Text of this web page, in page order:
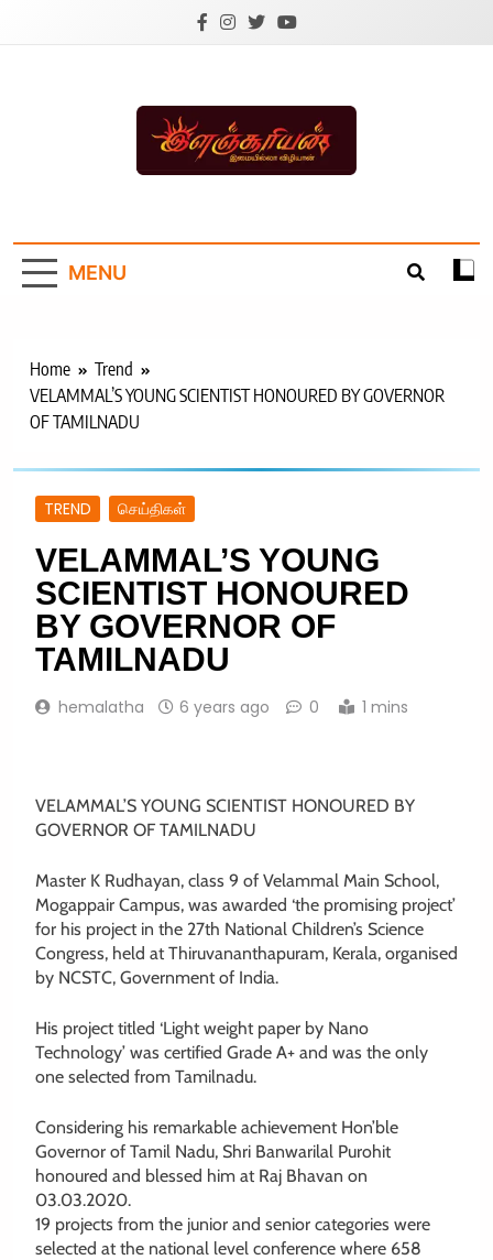
Tamil News |
Health | Tamil
Technology |
MENU
Home
Trend
VELAMMAL’S YOUNG SCIENTIST HONOURED BY GOVERNOR
OF TAMILNADU
TREND செய்திகள்
VELAMMAL’S YOUNG
SCIENTIST HONOURED
BY GOVERNOR OF
TAMILNADU
hemalatha 6 years ago 0 1 mins
VELAMMAL’S YOUNG SCIENTIST HONOURED BY
GOVERNOR OF TAMILNADU
Master K Rudhayan, class 9 of Velammal Main School,
Mogappair Campus, was awarded ‘the promising project’
for his project in the 27th National Children’s Science
Congress, held at Thiruvananthapuram, Kerala, organised
by NCSTC, Government of India.
His project titled ‘Light weight paper by Nano
Technology’ was certified Grade A+ and was the only
one selected from Tamilnadu.
Considering his remarkable achievement Hon’ble
Governor of Tamil Nadu, Shri Banwarilal Purohit
honoured and blessed him at Raj Bhavan on
03.03.2020.
19 projects from the junior and senior categories were
selected at the national level conference where 658